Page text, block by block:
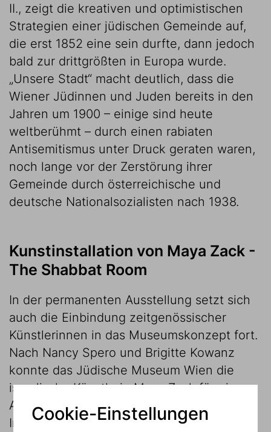
II., zeigt die kreativen und optimistischen
Strategien einer jüdischen Gemeinde auf,
die erst 1852 eine sein durfte, dann jedoch
bald zur drittgrößten in Europa wurde.
„Unsere Stadt“ macht deutlich, dass die
Wiener Jüdinnen und Juden bereits in den
Jahren um 1900 – einige sind heute
weltberühmt – durch einen rabiaten
Antisemitismus unter Druck geraten waren,
noch lange vor der Zerstörung ihrer
Gemeinde durch österreichische und
deutsche Nationalsozialisten nach 1938.
Kunstinstallation von Maya Zack -
The Shabbat Room
In der permanenten Ausstellung setzt sich
auch die Einbindung zeitgenössischer
Künstlerinnen in das Museumskonzept fort.
Nach Nancy Spero und Brigitte Kowanz
konnte das Jüdische Museum Wien die
israelische Künstlerin Maya Zack für eine
Arbeit gewinnen. Der Ausgangspunkt ihrer
Installation ist die „Gute Stube“, die Isidor
Cookie-Einstellungen